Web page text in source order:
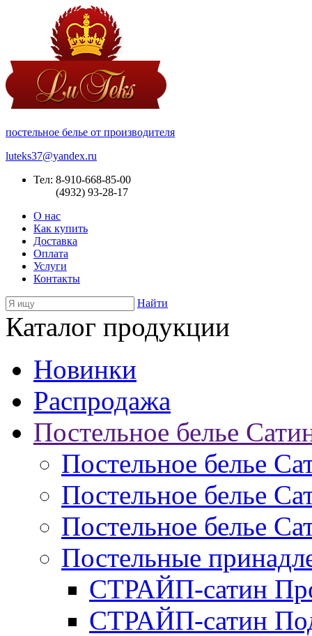
постельное белье от производителя
luteks37@yandex.ru
Тел: 8-910-668-85-00
(4932) 93-28-17
О нас
Как купить
Доставка
Оплата
Услуги
Контакты
Найти
Каталог продукции
Новинки
Распродажа
Постельное белье
Постельное белье
Постельное белье
Постельное белье
Постельные
СТРАЙП-сатин
СТРАЙП-сатин